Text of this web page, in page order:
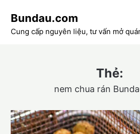
content
Bundau.com
Cung cấp nguyên liệu, tư vấn mở
Thẻ:
nem chua rán